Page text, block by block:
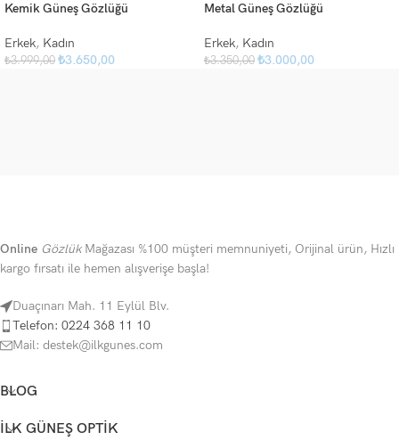
Kemik Güneş Gözlüğü
Erkek, Kadın
₺3.999,00 ₺3.650,00
Metal Güneş Gözlüğü
Erkek, Kadın
₺3.350,00 ₺3.000,00
Online GözlükMağazası %100 müşteri memnuniyeti, Orijinal ürün, Hızlı
kargo fırsatı ile hemen alışverişe başla!
Duaçınarı Mah. 11 Eylül Blv.
Telefon: 0224 368 11 10
Mail: destek@ilkgunes.com
BLOG
İLK GÜNEŞ OPTIK